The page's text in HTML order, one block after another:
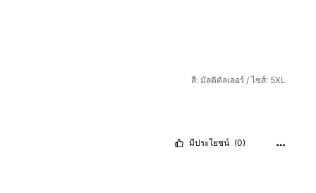
สี: มัลติคัลเลอร์ / ไซส์: 5XL
มีประโยชน์ (0)